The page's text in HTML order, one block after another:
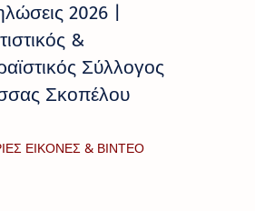
2026 |
&
Σύλλογος
Σκοπέλου
ΕΙΚΟΝΕΣ & ΒΙΝΤΕΟ